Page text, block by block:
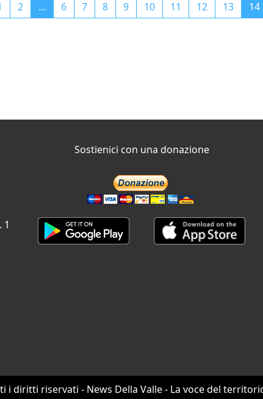
2 ... 6 7 8 9 10 11 12 13 14
1
Sostienici con una donazione
i diritti riservati - News Della Valle - La voce del